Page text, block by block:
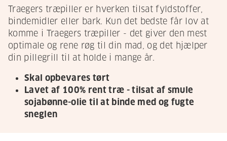
Traegers træpiller er hverken tilsat fyldstoffer,
bindemidler eller bark. Kun det bedste får lov at
komme i Traegers træpiller - det giver den mest
optimale og rene røg til din mad, og det hjælper
din pillegrill til at holde i mange år.
Skal opbevares tørt
Lavet af 100% rent træ - tilsat af smule
sojabønne-olie til at binde med og fugte
sneglen